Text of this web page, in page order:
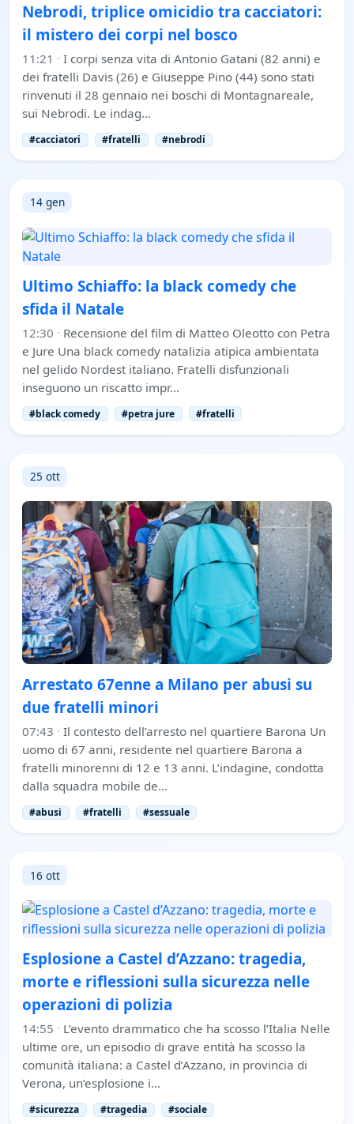
Nebrodi, triplice omicidio tra cacciatori:
il mistero dei corpi nel bosco
11:21 · I corpi senza vita di Antonio Gatani (82 anni) e
dei fratelli Davis (26) e Giuseppe Pino (44) sono stati
rinvenuti il 28 gennaio nei boschi di Montagnareale,
sui Nebrodi. Le indag…
#cacciatori #fratelli #nebrodi
14 gen
Ultimo Schiaffo: la black comedy che
sfida il Natale
12:30 · Recensione del film di Matteo Oleotto con Petra
e Jure Una black comedy natalizia atipica ambientata
nel gelido Nordest italiano. Fratelli disfunzionali
inseguono un riscatto impr…
#black comedy #petra jure #fratelli
25 ott
Arrestato 67enne a Milano per abusi su
due fratelli minori
07:43 · Il contesto dell’arresto nel quartiere Barona Un
uomo di 67 anni, residente nel quartiere Barona a
fratelli minorenni di 12 e 13 anni. L’indagine, condotta
dalla squadra mobile de…
#abusi #fratelli #sessuale
16 ott
Esplosione a Castel d’Azzano: tragedia,
morte e riflessioni sulla sicurezza nelle
operazioni di polizia
14:55 · L’evento drammatico che ha scosso l’Italia Nelle
ultime ore, un episodio di grave entità ha scosso la
comunità italiana: a Castel d’Azzano, in provincia di
Verona, un’esplosione i…
#sicurezza #tragedia #sociale